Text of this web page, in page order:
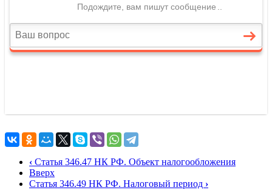
‹ Статья 346.47 НК РФ. Объект налогообложения
Вверх
Статья 346.49 НК РФ. Налоговый период ›